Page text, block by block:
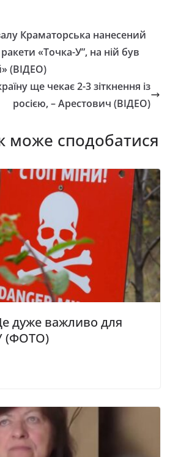
Краматорська нанесений
«Точка-У”, на ній був
(ВІДЕО)
ще чекає 2-3 зіткнення із
росією, – Арестович (ВІДЕО)
може сподобатися
дуже важливо для
(ФОТО)